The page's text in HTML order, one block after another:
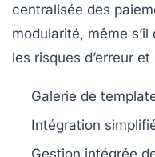
centralisée des
modularité, même
les risques d’erreur
Galerie de
Intégration